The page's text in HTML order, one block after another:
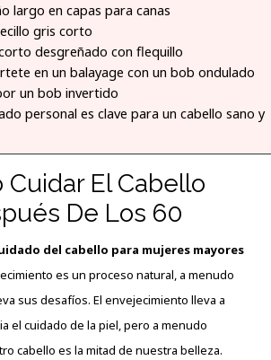
largo en capas para canas
gris corto
desgreñado con flequillo
en un balayage con un bob ondulado
un bob invertido
personal es clave para un cabello sano y
Cuidar El Cabello
De Los 60
del cabello para mujeres mayores
es un proceso natural, a menudo
sus desafíos. El envejecimiento lleva a
el cuidado de la piel, pero a menudo
cabello es la mitad de nuestra belleza.